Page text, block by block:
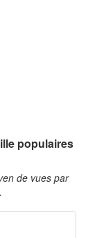
populaires
de vues par